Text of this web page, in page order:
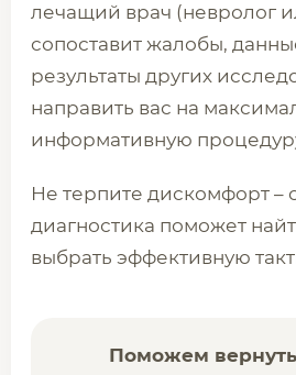
лечащий врач (невролог
сопоставит жалобы,
результаты других
направить вас на
информативную
Не терпите дискомфорт –
диагностика поможет
выбрать эффективную
Поможем